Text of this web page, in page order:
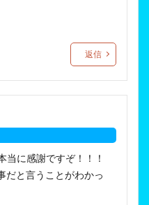
返信
当に感謝ですぞ！！！
だと言うことがわかっ